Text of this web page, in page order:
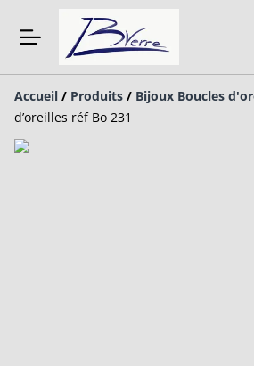
Accueil / Produits / Bijoux Boucles
d’oreilles réf Bo 231